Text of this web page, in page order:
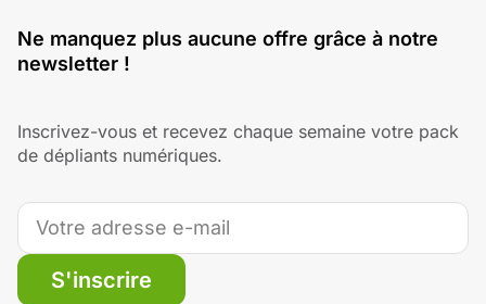
Ne manquez plus aucune offre grâce à notre
newsletter !
Inscrivez-vous et recevez chaque semaine votre pack
de dépliants numériques.
S'inscrire